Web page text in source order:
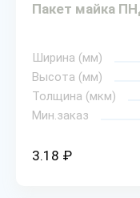
Пакет майка
Ширина (мм)
Высота (мм)
Толщина (мкм)
Мин.заказ
3.18 ₽